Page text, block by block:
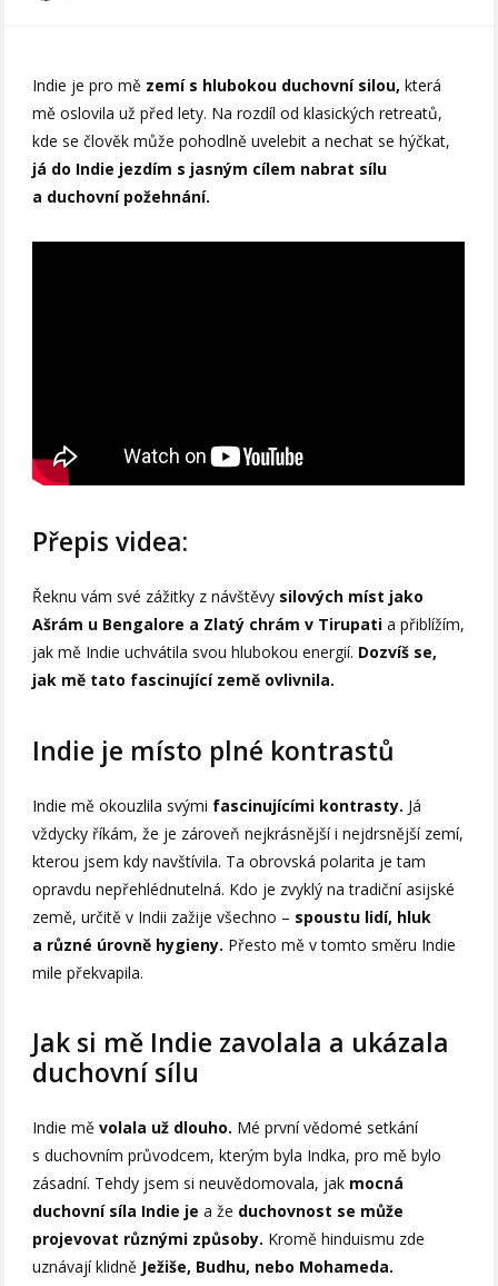
Indie je pro mě zemí s hlubokou duchovní silou, která
mě oslovila už před lety. Na rozdíl od klasických retreatů,
kde se člověk může pohodlně uvelebit a nechat se hýčkat,
já do Indie jezdím s jasným cílem nabrat sílu
a duchovní požehnání.
Přepis videa:
Řeknu vám své zážitky z návštěvy silových míst jako
Ašrám u Bengalore a Zlatý chrám v Tirupati a přiblížím,
jak mě Indie uchvátila svou hlubokou energií. Dozvíš se,
jak mě tato fascinující země ovlivnila.
Indie je místo plné kontrastů
Indie mě okouzlila svými fascinujícími kontrasty. Já
vždycky říkám, že je zároveň nejkrásnější i nejdrsnější zemí,
kterou jsem kdy navštívila. Ta obrovská polarita je tam
opravdu nepřehlédnutelná. Kdo je zvyklý na tradiční asijské
země, určitě v Indii zažije všechno – spoustu lidí, hluk
a různé úrovně hygieny. Přesto mě v tomto směru Indie
mile překvapila.
Jak si mě Indie zavolala a ukázala
duchovní sílu
Indie měvolala už dlouho. Mé první vědomé setkání
s duchovním průvodcem, kterým byla Indka, pro mě bylo
zásadní. Tehdy jsem si neuvědomovala, jak mocná
duchovní síla Indie je a že duchovnost se může
projevovat různými způsoby. Kromě hinduismu zde
uznávají klidně Ježiše, Budhu, nebo Mohameda.